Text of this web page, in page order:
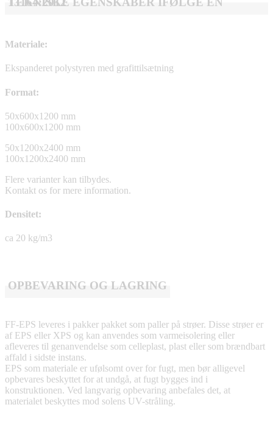
Materiale:
Ekspanderet polystyren med grafittilsætning
Format:
50x600x1200 mm
100x600x1200 mm
50x1200x2400 mm
100x1200x2400 mm
Flere varianter kan tilbydes.
Kontakt os for mere information.
Densitet:
ca 20 kg/m3
OPBEVARING OG LAGRING
FF-EPS leveres i pakker pakket som paller på strøer. Disse strøer er
af EPS eller XPS og kan anvendes som varmeisolering eller
afleveres til genanvendelse som celleplast, plast eller som brændbart
affald i sidste instans.
EPS som materiale er ufølsomt over for fugt, men bør alligevel
opbevares beskyttet for at undgå, at fugt bygges ind i
konstruktionen. Ved langvarig opbevaring anbefales det, at
materialet beskyttes mod solens UV-stråling.